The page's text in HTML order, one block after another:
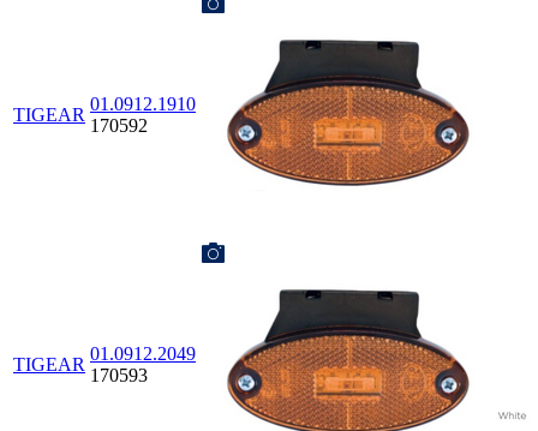
TIGEAR
01.0912.1910
170592
TIGEAR
01.0912.2049
170593